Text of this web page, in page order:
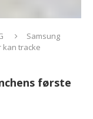
Samsung
kan tracke
første